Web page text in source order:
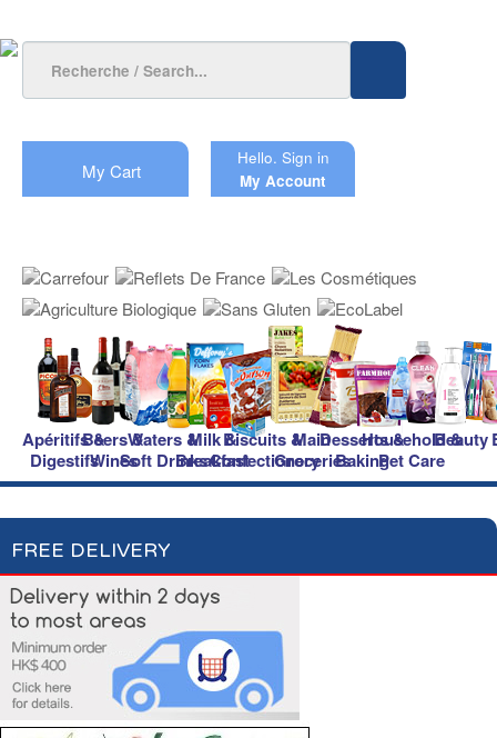
My Cart
Hello. Sign in
My Account
Apéritifs &
Digestifs
Beers &
Wines
Waters &
Soft Drinks
Milk &
Breakfast
Biscuits &
Confectionery
Main
Groceries
Desserts &
Baking
Household &
Pet Care
Beauty
FREE DELIVERY